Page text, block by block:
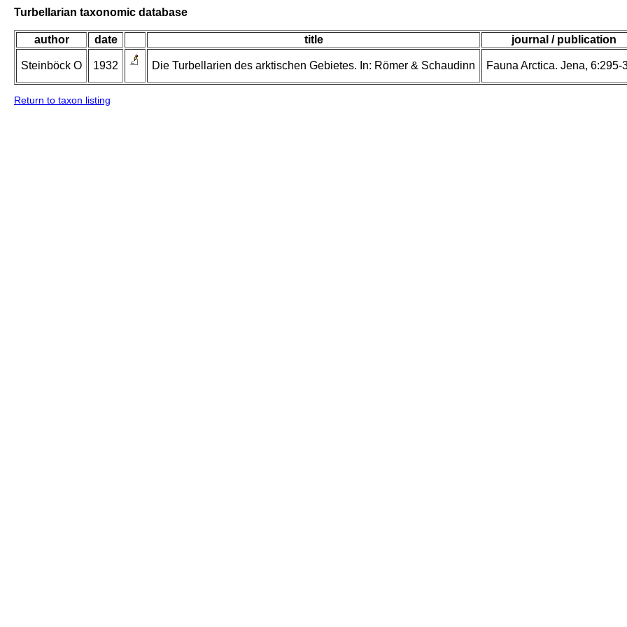
Turbellarian taxonomic database
author date title journal / publication
Steinböck O 1932 Die Turbellarien des arktischen Gebietes. In: Römer & Schaudinn Fauna Arctica. Jena, 6:295-
Return to taxon listing